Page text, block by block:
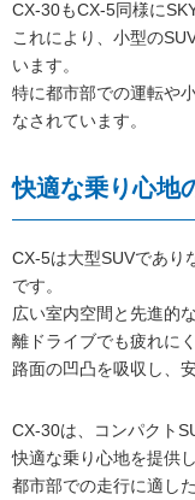
CX-30もCX-5同様に
これにより、小型の
います。
特に都市部での運転や
なされています。
快適な乗り心地
CX-5は大型SUVであり
です。
広い室内空間と先進的
離ドライブでも疲れに
路面の凹凸を吸収し、
CX-30は、コンパクト
快適な乗り心地を提供
都市部での走行に適し